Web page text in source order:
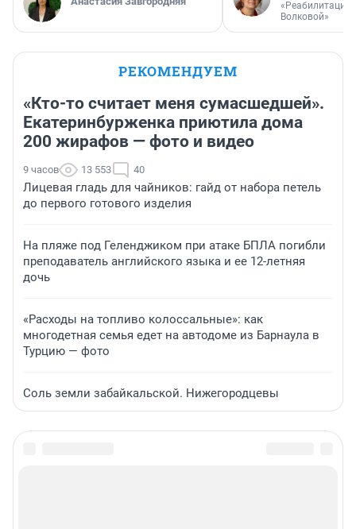
«Реабилитация
Волковой»
РЕКОМЕНДУЕМ
«Кто-то считает меня сумасшедшей».
Екатеринбурженка приютила дома
200 жирафов — фото и видео
9 часов 13 553 40
Лицевая гладь для чайников: гайд от набора петель
до первого готового изделия
На пляже под Геленджиком при атаке БПЛА погибли
преподаватель английского языка и ее 12-летняя
дочь
«Расходы на топливо колоссальные»: как
многодетная семья едет на автодоме из Барнаула в
Турцию — фото
Соль земли забайкальской. Нижегородцевы